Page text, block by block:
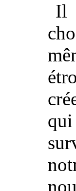
Il